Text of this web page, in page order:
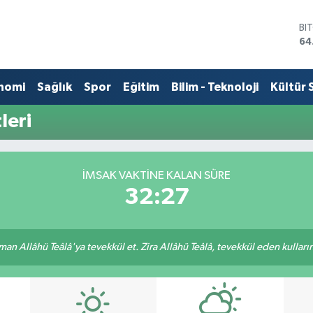
Sağlık Spor Eğitim Bilim - Teknoloji Kültür
İMSAK VAKTINE KALAN SÜRE
32:27
Allâhü Teâlâ'ya tevekkül et. Zira Allâhü Teâlâ, tevekkül eden